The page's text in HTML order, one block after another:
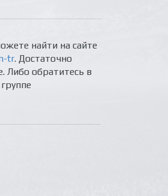
найти на сайте
tr. Достаточно
Либо обратитесь в